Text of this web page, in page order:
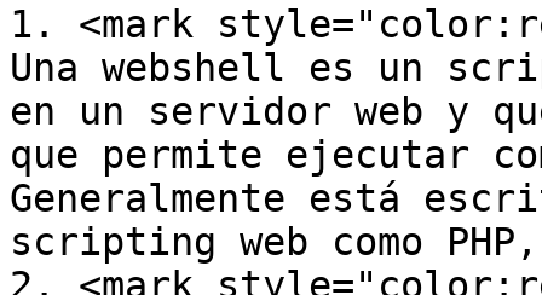
1. <mark
Una webshell es un
en un servidor web y
que permite ejecutar
Generalmente está
scripting web como
2. <mark